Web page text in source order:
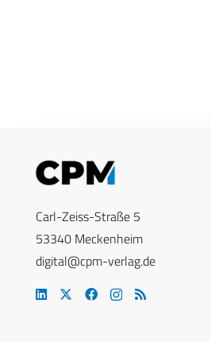
Carl-Zeiss-Straße 5
53340 Meckenheim
digital@cpm-verlag.de